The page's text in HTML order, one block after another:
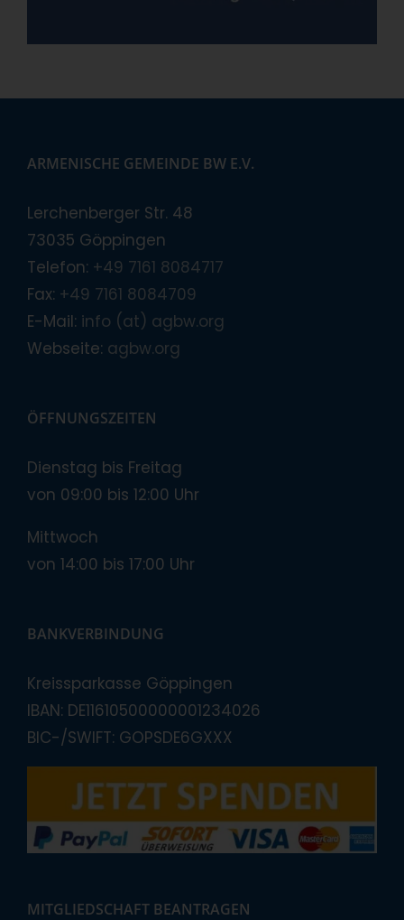
ARMENISCHE GEMEINDE BW E.V.
Lerchenberger Str. 48
73035 Göppingen
Telefon: +49 7161 8084717
Fax: +49 7161 8084709
E-Mail: info (at) agbw.org
Webseite: agbw.org
ÖFFNUNGSZEITEN
Dienstag bis Freitag
von 09:00 bis 12:00 Uhr
Mittwoch
von 14:00 bis 17:00 Uhr
BANKVERBINDUNG
Kreissparkasse Göppingen
IBAN: DE11610500000001234026
BIC-/SWIFT: GOPSDE6GXXX
MITGLIEDSCHAFT BEANTRAGEN